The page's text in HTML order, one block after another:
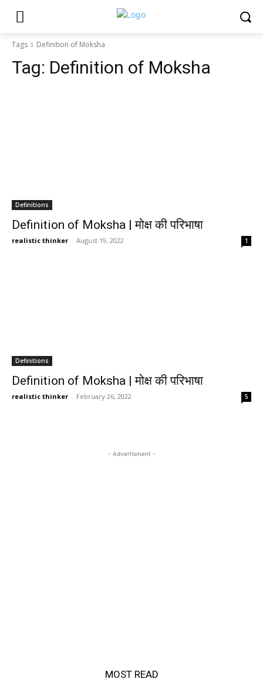
Tags Definition of Moksha
Tag: Definition of Moksha
Definitions
Definition of Moksha | मोक्ष की परिभाषा
realistic thinker - August 19, 2022 1
Definitions
Definition of Moksha | मोक्ष की परिभाषा
realistic thinker - February 26, 2022 5
- Advertisment -
MOST READ